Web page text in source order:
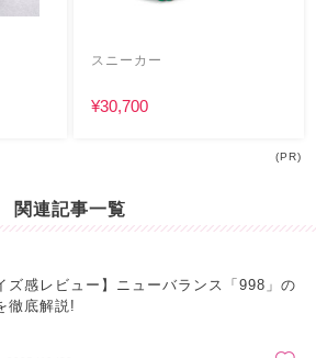
スニーカー
¥30,700
(PR)
関連記事一覧
ズ感レビュー】ニューバランス「998」の
徹底解説!